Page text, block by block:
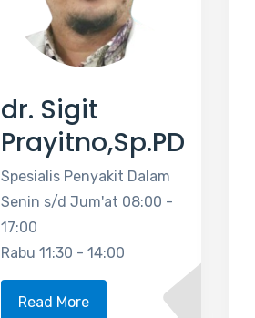
dr. Sigit
Prayitno,Sp.PD
Spesialis Penyakit Dalam
Senin s/d Jum'at 08:00 -
17:00
Rabu 11:30 - 14:00
Read More